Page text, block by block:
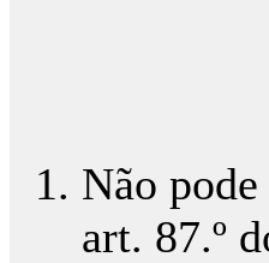
Não
art. 87.º